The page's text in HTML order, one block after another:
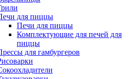
для пиццы
Печи для пиццы
Комплектующие для печей для
пиццы
для гамбургеров